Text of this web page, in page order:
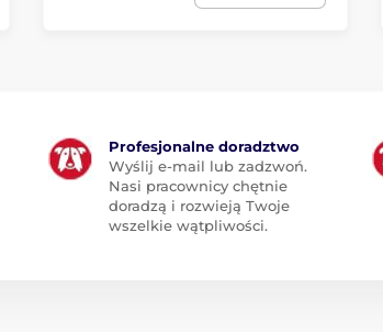
Profesjonalne doradztwo
Wyślij e-mail lub zadzwoń.
Nasi pracownicy chętnie
doradzą i rozwieją Twoje
wszelkie wątpliwości.